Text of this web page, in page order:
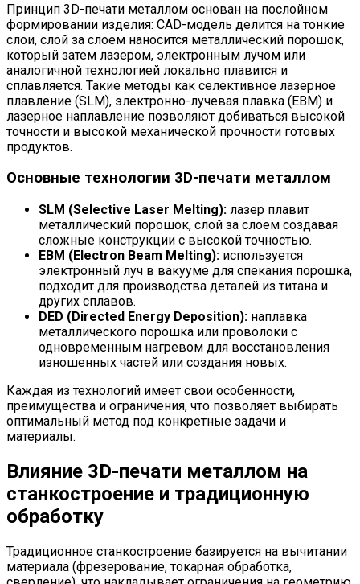
Принцип 3D-печати металлом основан на послойном
формировании изделия: CAD-модель делится на тонкие
слои, слой за слоем наносится металлический порошок,
который затем лазером, электронным лучом или
аналогичной технологией локально плавится и
сплавляется. Такие методы как селективное лазерное
плавление (SLM), электронно-лучевая плавка (EBM) и
лазерное наплавление позволяют добиваться высокой
точности и высокой механической прочности готовых
продуктов.
Основные технологии 3D-печати металлом
SLM (Selective Laser Melting): лазер плавит
металлический порошок, слой за слоем создавая
сложные конструкции с высокой точностью.
EBM (Electron Beam Melting): используется
электронный луч в вакууме для спекания порошка,
подходит для производства деталей из титана и
других сплавов.
DED (Directed Energy Deposition): наплавка
металлического порошка или проволоки с
одновременным нагревом для восстановления
изношенных частей или создания новых.
Каждая из технологий имеет свои особенности,
преимущества и ограничения, что позволяет выбирать
оптимальный метод под конкретные задачи и
материалы.
Влияние 3D-печати металлом на
станкостроение и традиционную
обработку
Традиционное станкостроение базируется на вычитании
материала (фрезерование, токарная обработка,